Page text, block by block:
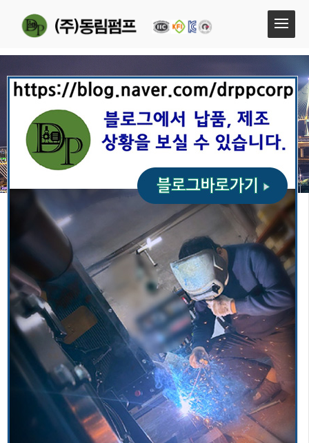
일체형충압펌프
엔진펌프 다단보류트모터펌프 보조펌프 웨스코
세미일체형 일체형충압펌프
일체형충압펌프
신뢰와 안전성을 최우선으로하는 소방용엔진펌프 분야 최고의 제품을 제공